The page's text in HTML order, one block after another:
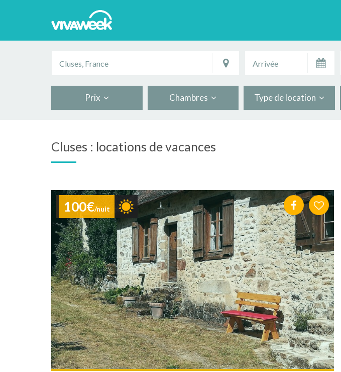
Prix Chambres Type de location
Cluses : locations de vacances
100€/nuit